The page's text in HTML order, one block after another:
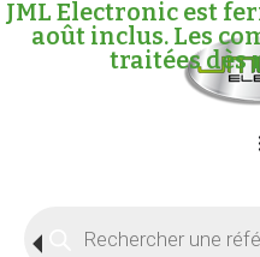
JML Electronic est
août inclus. Les
traitées dès